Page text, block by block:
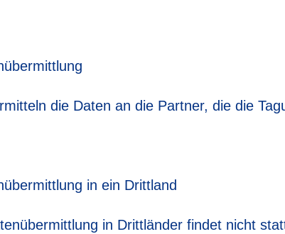
die Daten an die Partner, die die
in ein Drittland
in Drittländer findet nicht